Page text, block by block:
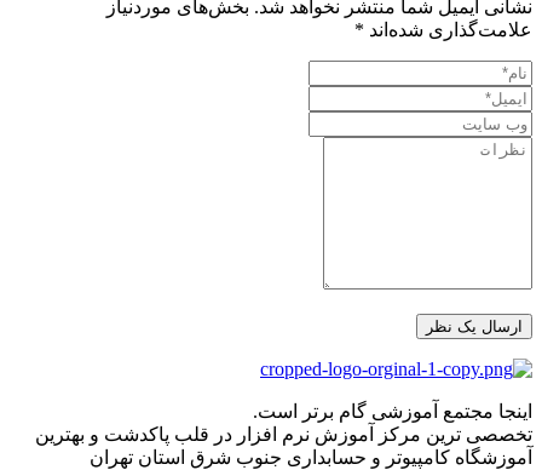
نشانی ایمیل شما منتشر نخواهد شد. بخش‌های موردنیاز
علامت‌گذاری شده‌اند *
اینجا مجتمع آموزشی گام برتر است.
تخصصی ترین مرکز آموزش نرم افزار در قلب پاکدشت و بهترین
آموزشگاه کامپیوتر و حسابداری جنوب شرق استان تهران